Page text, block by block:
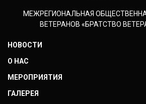
МЕЖРЕГИОНАЛЬНАЯ
ВЕТЕРАНОВ «БРАТСТВО
НОВОСТИ
О НАС
МЕРОПРИЯТИЯ
ГАЛЕРЕЯ